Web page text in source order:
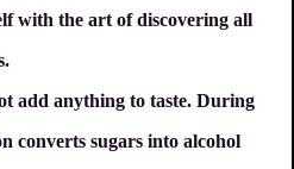
with the art of discovering all
add anything to taste. During
converts sugars into alcohol